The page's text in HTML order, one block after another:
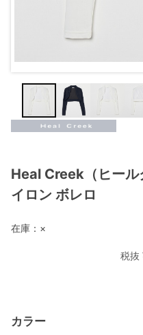
Heal Creek（ヒール
イロン ボレロ
税抜
カラー
在庫： ×